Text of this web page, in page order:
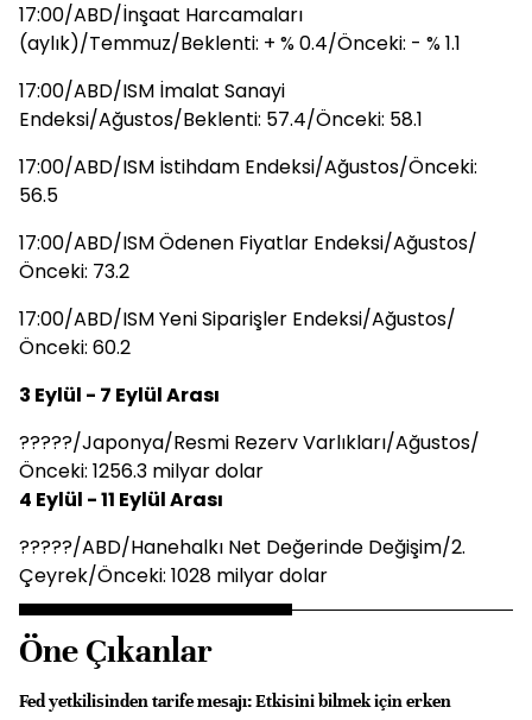
17:00/ABD/İnşaat Harcamaları
(aylık)/Temmuz/Beklenti: + % 0.4/Önceki: - % 1.1
17:00/ABD/ISM İmalat Sanayi
Endeksi/Ağustos/Beklenti: 57.4/Önceki: 58.1
17:00/ABD/ISM İstihdam Endeksi/Ağustos/Önceki:
56.5
17:00/ABD/ISM Ödenen Fiyatlar Endeksi/Ağustos/
Önceki: 73.2
17:00/ABD/ISM Yeni Siparişler Endeksi/Ağustos/
Önceki: 60.2
3 Eylül - 7 Eylül Arası
?????/Japonya/Resmi Rezerv Varlıkları/Ağustos/
Önceki: 1256.3 milyar dolar
4 Eylül - 11 Eylül Arası
?????/ABD/Hanehalkı Net Değerinde Değişim/2.
Çeyrek/Önceki: 1028 milyar dolar
Öne Çıkanlar
Fed yetkilisinden tarife mesajı: Etkisini bilmek için erken